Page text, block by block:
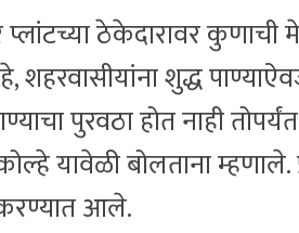
ठेकेदारावर कुणाची
शुद्ध
पुरवठा होत नाही
यावेळी बोलताना म्हणाले.
आले.